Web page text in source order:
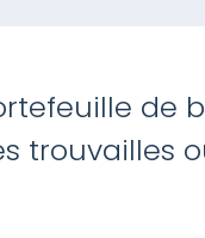
de
trouvailles